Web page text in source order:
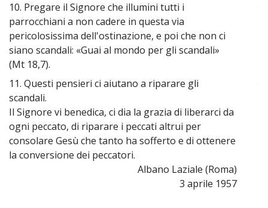
10. Pregare il Signore che illumini tutti i
parrocchiani a non cadere in questa via
pericolosissima dell'ostinazione, e poi che non ci
siano scandali: «Guai al mondo per gli scandali»
(Mt 18,7).
11. Questi pensieri ci aiutano a riparare gli
scandali.
Il Signore vi benedica, ci dia la grazia di liberarci da
ogni peccato, di riparare i peccati altrui per
consolare Gesù che tanto ha sofferto e di ottenere
la conversione dei peccatori.
Albano Laziale (Roma)
3 aprile 1957